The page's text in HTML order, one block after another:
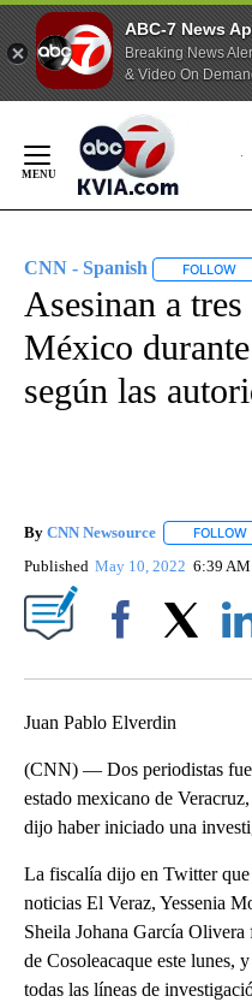
ABC-7 News
Breaking News
& Video On
Content
CNN - Spanish FOLLOW
Asesinan a
México
según las
By CNN Newsource FOLLOW
Published May 10, 2022 6:39 AM
Juan Pablo Elverdin
(CNN) — Dos periodistas
estado mexicano de
dijo haber iniciado una
La fiscalía dijo en Twitter
noticias El Veraz, Yessenia
Sheila Johana García
de Cosoleacaque este lunes,
todas las líneas de